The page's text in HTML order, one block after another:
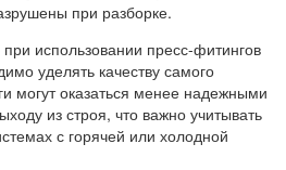
при разборке.
при использовании пресс-фитингов
уделять качеству самого
могут оказаться менее надежными
из строя, что важно учитывать
с горячей или холодной